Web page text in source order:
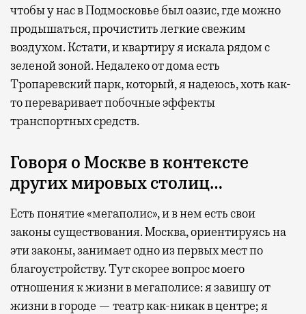
чтобы у нас в Подмосковье был оазис, где можно
продышаться, прочистить легкие свежим
воздухом. Кстати, и квартиру я искала рядом с
зеленой зоной. Недалеко от дома есть
Тропаревский парк, который, я надеюсь, хоть как-
то переваривает побочные эффекты
транспортных средств.
Говоря о Москве в контексте
других мировых столиц…
Есть понятие «мегаполис», и в нем есть свои
законы существования. Москва, ориентируясь на
эти законы, занимает одно из первых мест по
благоустройству. Тут скорее вопрос моего
отношения к жизни в мегаполисе: я завишу от
жизни в городе — театр как-никак в центре; я